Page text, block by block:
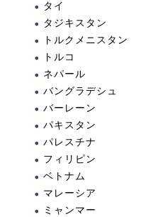
タイ
タジキスタン
トルクメニスタン
トルコ
ネパール
バングラデシュ
バーレーン
パキスタン
パレスチナ
フィリピン
ベトナム
マレーシア
ミャンマー